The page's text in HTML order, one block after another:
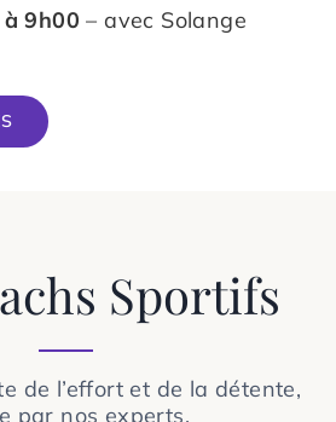
9h00 – avec Solange
Sportifs
de l’effort et de la détente,
par nos experts.